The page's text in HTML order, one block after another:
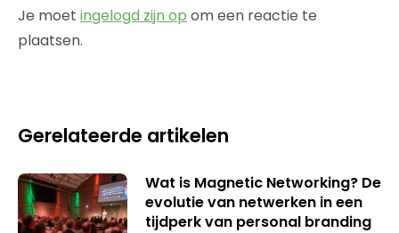
Je moet ingelogd zijn op om een reactie te
plaatsen.
Gerelateerde artikelen
Wat is Magnetic Networking? De
evolutie van netwerken in een
tijdperk van personal branding